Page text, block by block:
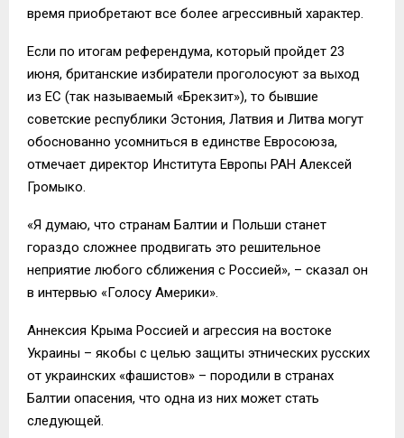
время приобретают все более агрессивный характер.
Если по итогам референдума, который пройдет 23
июня, британские избиратели проголосуют за выход
из ЕС (так называемый «Брекзит»), то бывшие
советские республики Эстония, Латвия и Литва могут
обоснованно усомниться в единстве Евросоюза,
отмечает директор Института Европы РАН Алексей
Громыко.
«Я думаю, что странам Балтии и Польши станет
гораздо сложнее продвигать это решительное
неприятие любого сближения с Россией», – сказал он
в интервью «Голосу Америки».
Аннексия Крыма Россией и агрессия на востоке
Украины – якобы с целью защиты этнических русских
от украинских «фашистов» – породили в странах
Балтии опасения, что одна из них может стать
следующей.